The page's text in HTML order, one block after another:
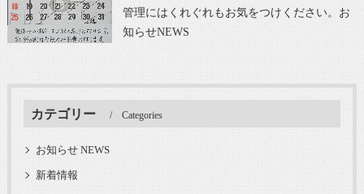
管理にはくれぐれもお気をつけください。お
知らせNEWS
カテゴリー Categories
お知らせ NEWS
新着情報